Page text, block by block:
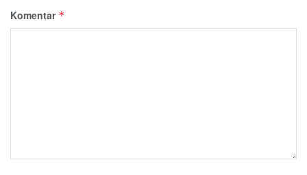
Komentar *